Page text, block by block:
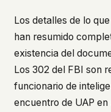
Los detalles de lo
han resumido
existencia del
Los 302 del FBI son
funcionario de
encuentro de UAP